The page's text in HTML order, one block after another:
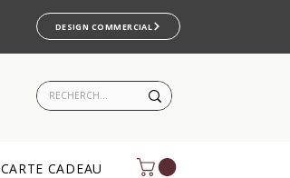
DESIGN COMMERCIAL
CARTE CADEAU